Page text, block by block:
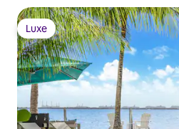
Luxe
Luxe